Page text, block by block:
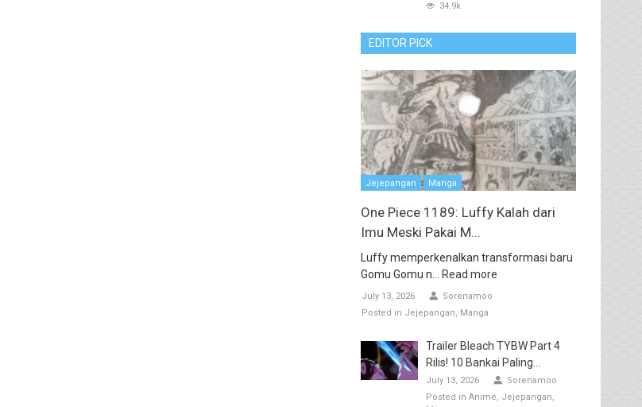
34.9k
EDITOR PICK
Jejepangan Manga
One Piece 1189: Luffy Kalah dari
Imu Meski Pakai M...
Luffy memperkenalkan transformasi baru
Gomu Gomu n...
Read more
July 13, 2026
Sorenamoo
Posted in Jejepangan Manga
Trailer Bleach TYBW Part 4
Rilis! 10 Bankai Paling...
July 13, 2026
Sorenamoo
Posted in Anime
Jejepangan